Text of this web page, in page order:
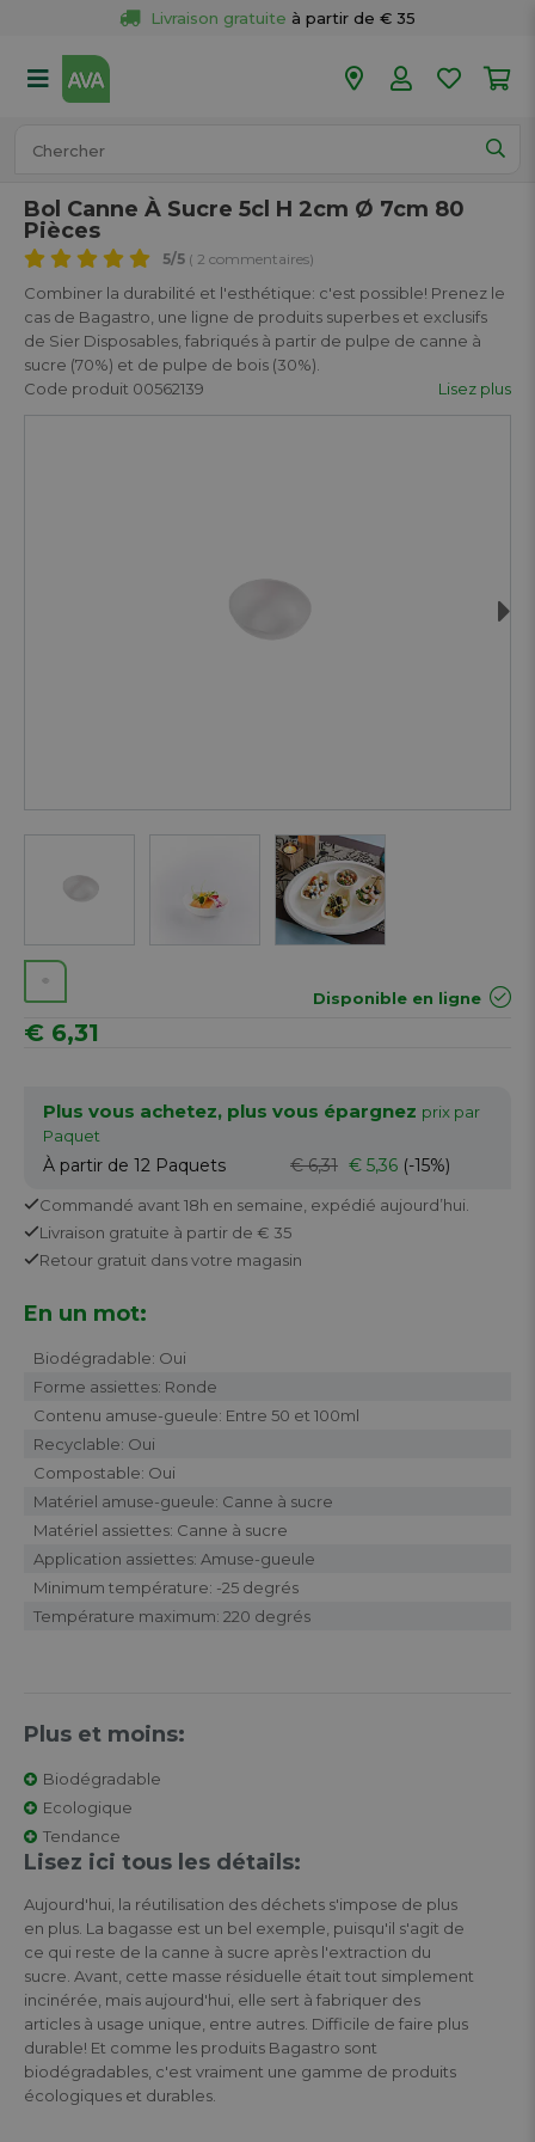
Livraison gratuite à partir de € 35
50 magasins
Bol Canne À Sucre 5cl H 2cm Ø 7cm 80
Pièces
5/5 ( 2 commentaires)
Combiner la durabilité et l'esthétique: c'est possible! Prenez le
cas de Bagastro, une ligne de produits superbes et exclusifs
de Sier Disposables, fabriqués à partir de pulpe de canne à
sucre (70%) et de pulpe de bois (30%).
Code produit 00562139
Lisez plus
Disponible en ligne
€ 6,31
Plus vous achetez, plus vous épargnez prix par
Paquet
À partir de 12 Paquets € 6,31 € 5,36 (-15%)
Commandé avant 18h en semaine, expédié aujourd’hui.
Livraison gratuite à partir de € 35
Retour gratuit dans votre magasin
En un mot:
Biodégradable: Oui
Forme assiettes: Ronde
Contenu amuse-gueule: Entre 50 et 100ml
Recyclable: Oui
Compostable: Oui
Matériel amuse-gueule: Canne à sucre
Matériel assiettes: Canne à sucre
Application assiettes: Amuse-gueule
Minimum température: -25 degrés
Température maximum: 220 degrés
Plus et moins:
Biodégradable
Ecologique
Tendance
Lisez ici tous les détails:
Aujourd'hui, la réutilisation des déchets s'impose de plus
en plus. La bagasse est un bel exemple, puisqu'il s'agit de
ce qui reste de la canne à sucre après l'extraction du
sucre. Avant, cette masse résiduelle était tout simplement
incinérée, mais aujourd'hui, elle sert à fabriquer des
articles à usage unique, entre autres. Difficile de faire plus
durable! Et comme les produits Bagastro sont
biodégradables, c'est vraiment une gamme de produits
écologiques et durables.